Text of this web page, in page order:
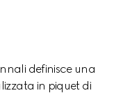
definisce una
in piquet di